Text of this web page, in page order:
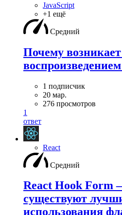
JavaScript
+1 ещё
Средний
Почему
1 подписчик
20 мар.
276 просмотров
1
ответ
React
Средний
React Hook Form
существуют
использования